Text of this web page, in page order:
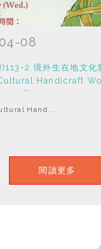
08
)113-2 境外生在地文化
Handicraft
Students
Hand...
閱讀更多